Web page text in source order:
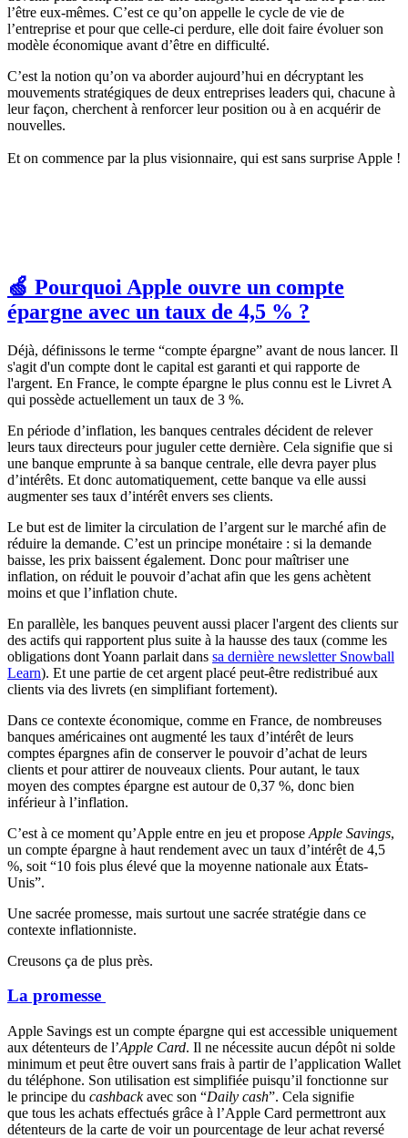
l’être eux-mêmes. C’est ce qu’on appelle le cycle de vie de
l’entreprise et pour que celle-ci perdure, elle doit faire évoluer son
modèle économique avant d’être en difficulté.
C’est la notion qu’on va aborder aujourd’hui en décryptant les
mouvements stratégiques de deux entreprises leaders qui, chacune à
leur façon, cherchent à renforcer leur position ou à en acquérir de
nouvelles.
Et on commence par la plus visionnaire, qui est sans surprise Apple !
🍏 Pourquoi Apple ouvre un compte
épargne avec un taux de 4,5 % ?
Déjà, définissons le terme “compte épargne” avant de nous lancer. Il
s'agit d'un compte dont le capital est garanti et qui rapporte de
l'argent. En France, le compte épargne le plus connu est le Livret A
qui possède actuellement un taux de 3 %.
En période d’inflation, les banques centrales décident de relever
leurs taux directeurs pour juguler cette dernière. Cela signifie que si
une banque emprunte à sa banque centrale, elle devra payer plus
d’intérêts. Et donc automatiquement, cette banque va elle aussi
augmenter ses taux d’intérêt envers ses clients.
Le but est de limiter la circulation de l’argent sur le marché afin de
réduire la demande. C’est un principe monétaire : si la demande
baisse, les prix baissent également. Donc pour maîtriser une
inflation, on réduit le pouvoir d’achat afin que les gens achètent
moins et que l’inflation chute.
En parallèle, les banques peuvent aussi placer l'argent des clients sur
des actifs qui rapportent plus suite à la hausse des taux (comme les
obligations dont Yoann parlait dans sa dernière newsletter Snowball
Learn). Et une partie de cet argent placé peut-être redistribué aux
clients via des livrets (en simplifiant fortement).
Dans ce contexte économique, comme en France, de nombreuses
banques américaines ont augmenté les taux d’intérêt de leurs
comptes épargnes afin de conserver le pouvoir d’achat de leurs
clients et pour attirer de nouveaux clients. Pour autant, le taux
moyen des comptes épargne est autour de 0,37 %, donc bien
inférieur à l’inflation.
C’est à ce moment qu’Apple entre en jeu et propose Apple Savings,
un compte épargne à haut rendement avec un taux d’intérêt de 4,5
%, soit “10 fois plus élevé que la moyenne nationale aux États-
Unis”.
Une sacrée promesse, mais surtout une sacrée stratégie dans ce
contexte inflationniste.
Creusons ça de plus près.
La promesse
Apple Savings est un compte épargne qui est accessible uniquement
aux détenteurs de l’Apple Card. Il ne nécessite aucun dépôt ni solde
minimum et peut être ouvert sans frais à partir de l’application Wallet
du téléphone. Son utilisation est simplifiée puisqu’il fonctionne sur
le principe du cashbackavec son “Daily cash”. Cela signifie
que tous les achats effectués grâce à l’Apple Card permettront aux
détenteurs de la carte de voir un pourcentage de leur achat reversé